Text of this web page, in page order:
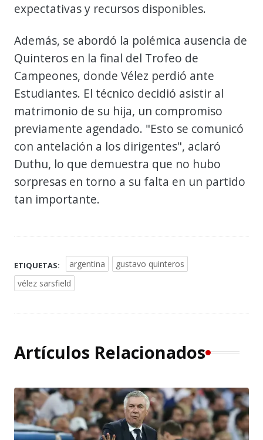
expectativas y recursos disponibles.
Además, se abordó la polémica ausencia de
Quinteros en la final del Trofeo de
Campeones, donde Vélez perdió ante
Estudiantes. El técnico decidió asistir al
matrimonio de su hija, un compromiso
previamente agendado. "Esto se comunicó
con antelación a los dirigentes", aclaró
Duthu, lo que demuestra que no hubo
sorpresas en torno a su falta en un partido
tan importante.
ETIQUETAS: argentina
gustavo quinteros
vélez sarsfield
Artículos Relacionados